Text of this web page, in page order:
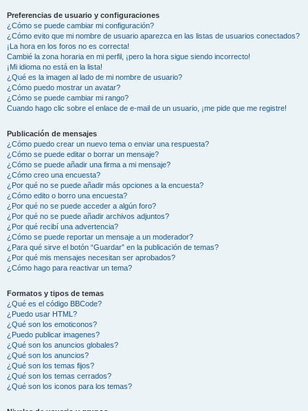
Preferencias de usuario y configuraciones
¿Cómo se puede cambiar mi configuración?
¿Cómo evito que mi nombre de usuario aparezca en las listas de usuarios conectados?
¡La hora en los foros no es correcta!
Cambié la zona horaria en mi perfil, ¡pero la hora sigue siendo incorrecto!
¡Mi idioma no está en la lista!
¿Qué es la imagen al lado de mi nombre de usuario?
¿Cómo puedo mostrar un avatar?
¿Cómo se puede cambiar mi rango?
Cuando hago clic sobre el enlace de e-mail de un usuario, ¡me pide que me registre!
Publicación de mensajes
¿Cómo puedo crear un nuevo tema o enviar una respuesta?
¿Cómo se puede editar o borrar un mensaje?
¿Cómo se puede añadir una firma a mi mensaje?
¿Cómo creo una encuesta?
¿Por qué no se puede añadir más opciones a la encuesta?
¿Cómo edito o borro una encuesta?
¿Por qué no se puede acceder a algún foro?
¿Por qué no se puede añadir archivos adjuntos?
¿Por qué recibí una advertencia?
¿Cómo se puede reportar un mensaje a un moderador?
¿Para qué sirve el botón “Guardar” en la publicación de temas?
¿Por qué mis mensajes necesitan ser aprobados?
¿Cómo hago para reactivar un tema?
Formatos y tipos de temas
¿Qué es el código BBCode?
¿Puedo usar HTML?
¿Qué son los emoticonos?
¿Puedo publicar imagenes?
¿Qué son los anuncios globales?
¿Qué son los anuncios?
¿Qué son los temas fijos?
¿Qué son los temas cerrados?
¿Qué son los iconos para los temas?